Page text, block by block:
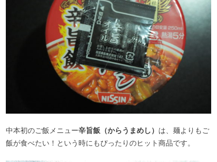
中本初のご飯メニュー辛旨飯（からうまめし） は、麺よりもご
飯が食べたい！という時にもぴったりのヒット商品です。